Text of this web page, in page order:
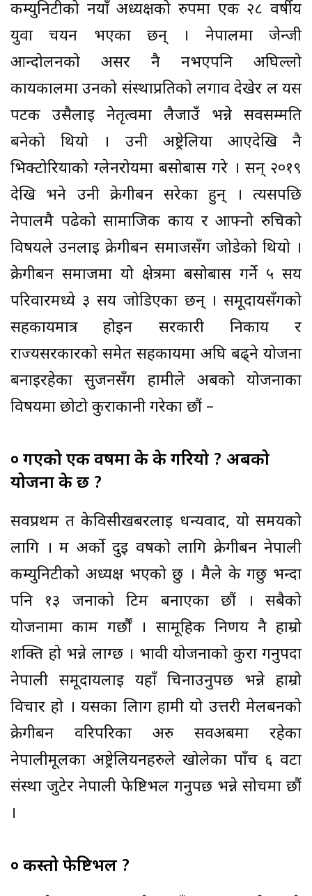
कम्युनिटीको नयाँ अध्यक्षको रुपमा एक २८ वर्षीय
युवा चयन भएका छन् । नेपालमा जेन्जी
आन्दोलनको असर नै नभएपनि अघिल्लो
कार्यकालमा उनको संस्थाप्रतिको लगाव देखेर ल यस
पटक उसैलाई नेतृत्वमा लैजाउँ भन्ने सर्वसम्मति
बनेको थियो । उनी अष्ट्रेलिया आएदेखि नै
भिक्टोरियाको ग्लेनरोयमा बसोबास गरे । सन् २०१९
देखि भने उनी क्रेगीबर्न सरेका हुन् । त्यसपछि
नेपालमै पढेको सामाजिक कार्य र आफ्नो रुचिको
विषयले उनलाई क्रेगीबर्न समाजसँग जोडेको थियो ।
क्रेगीबर्न समाजमा यो क्षेत्रमा बसोबास गर्ने ५ सय
परिवारमध्ये ३ सय जोडिएका छन् । समूदायसँगको
सहकार्यमात्र होइन सरकारी निकाय र
राज्यसरकारको समेत सहकार्यमा अघि बढ्ने योजना
बनाइरहेका सुजनसँग हामीले अबको योजनाका
विषयमा छोटो कुराकानी गरेका छौं –
० गएको एक वर्षमा के के गरियो ? अबको
योजना के छ ?
सर्वप्रथम त केविसीखबरलाई धन्यवाद, यो समयको
लागि । म अर्को दुई वर्षको लागि क्रेगीबर्न नेपाली
कम्युनिटीको अध्यक्ष भएको छु । मैले के गर्छु भन्दा
पनि १३ जनाको टिम बनाएका छौं । सबैको
योजनामा काम गर्छौं । सामूहिक निर्णय नै हाम्रो
शक्ति हो भन्ने लाग्छ । भावी योजनाको कुरा गर्नुपर्दा
नेपाली समूदायलाई यहाँ चिनाउनुपर्छ भन्ने हाम्रो
विचार हो । यसका लािग हामी यो उत्तरी मेलबर्नको
क्रेगीबर्न वरिपरिका अरु सवअर्बमा रहेका
नेपालीमूलका अष्ट्रेलियनहरुले खोलेका पाँच ६ वटा
संस्था जुटेर नेपाली फेष्टिभल गर्नुपर्छ भन्ने सोचमा छौं
।
० कस्तो फेष्टिभल ?